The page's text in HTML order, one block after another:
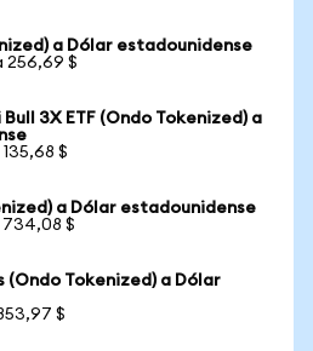
a Dólar estadounidense
256,69 $
3X ETF (Ondo Tokenized) a
$
a Dólar estadounidense
734,08 $
(Ondo Tokenized) a Dólar
$